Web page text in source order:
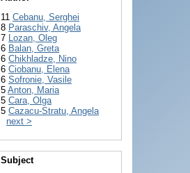
11 Cebanu, Serghei
8 Paraschiv, Angela
7 Lozan, Oleg
6 Balan, Greta
6 Chikhladze, Nino
6 Ciobanu, Elena
6 Sofronie, Vasile
5 Anton, Maria
5 Cara, Olga
5 Cazacu-Stratu, Angela
next >
Subject